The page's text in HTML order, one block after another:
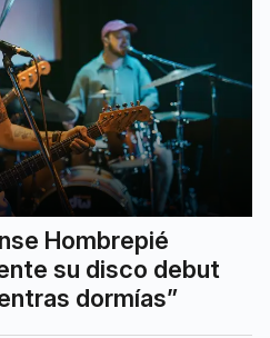
Hombrepié
su disco debut
dormías”